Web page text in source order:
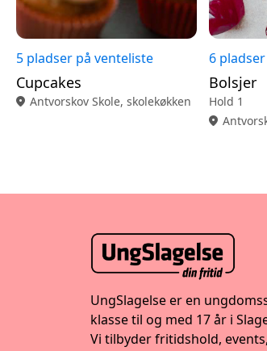
5 pladser på venteliste
Cupcakes
location_on Antvorskov Skole, skolekøkken
6
Bolsjer
Hold 1
location_on
UngSlagelse er en
klasse til og med 17 år i
Vi tilbyder fritidshold,